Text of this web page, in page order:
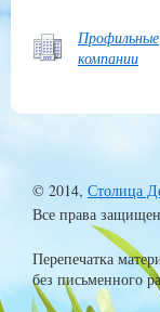
Профильные
компании
© 2014, Столица
Все права
Перепечатка
без письменного